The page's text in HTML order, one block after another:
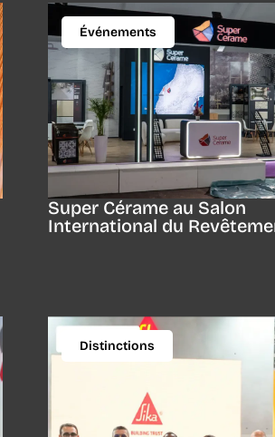
Événements
Super Cérame au Salon
International du
Distinctions